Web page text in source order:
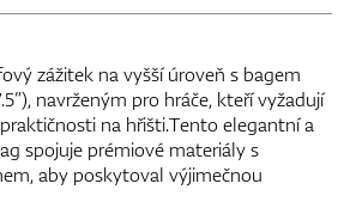
zážitek na vyšší úroveň s bagem
navrženým pro hráče, kteří vyžadují
na hřišti.Tento elegantní a
spojuje prémiové materiály s
aby poskytoval výjimečnou